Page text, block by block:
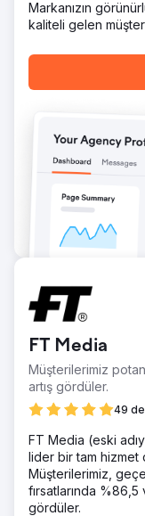
özel bir mıknatıslı
Markanızın
kaliteli gelen
FT Media
Müşterilerimiz
artış gördüler.
49
FT Media (eski
lider bir tam hizmet
Müşterilerimiz,
fırsatlarında
gördüler.